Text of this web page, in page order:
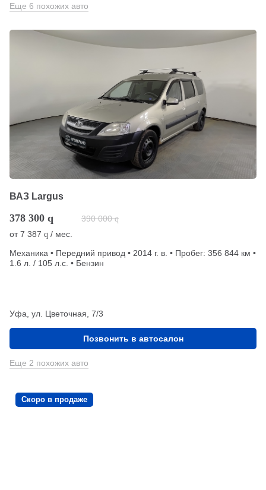
Еще 6 похожих авто
ВАЗ Largus
378 300 q 390 000 q
от7 387 q / мес.
Механика • Передний привод • 2014 г. в. • Пробег: 356 844 км •
1.6 л. / 105 л.с. • Бензин
Уфа, ул. Цветочная, 7/3
Позвонить в автосалон
Еще 2 похожих авто
Скоро в продаже